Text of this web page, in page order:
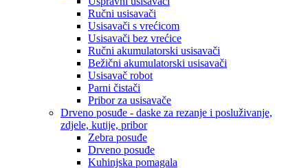
Ručni usisavači
Usisavači s vrećicom
Usisavači bez vrećice
Ručni akumulatorski usisavači
Bežični akumulatorski usisavači
Usisavač robot
Parni čistači
Pribor za usisavače
Drveno posuđe - daske za rezanje i posluživanje,
zdjele, kutije, pribor
Zebra posuđe
Drveno posuđe
Kuhinjska pomagala